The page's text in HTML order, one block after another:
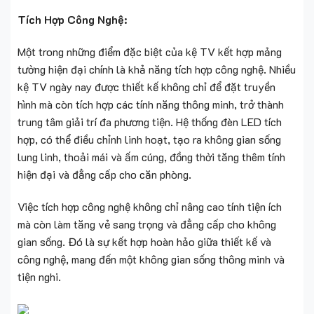
Tích Hợp Công Nghệ:
Một trong những điểm đặc biệt của kệ TV kết hợp mảng
tường hiện đại chính là khả năng tích hợp công nghệ. Nhiều
kệ TV ngày nay được thiết kế không chỉ để đặt truyền
hình mà còn tích hợp các tính năng thông minh, trở thành
trung tâm giải trí đa phương tiện. Hệ thống đèn LED tích
hợp, có thể điều chỉnh linh hoạt, tạo ra không gian sống
lung linh, thoải mái và ấm cúng, đồng thời tăng thêm tính
hiện đại và đẳng cấp cho căn phòng.
Việc tích hợp công nghệ không chỉ nâng cao tính tiện ích
mà còn làm tăng vẻ sang trọng và đẳng cấp cho không
gian sống. Đó là sự kết hợp hoàn hảo giữa thiết kế và
công nghệ, mang đến một không gian sống thông minh và
tiện nghi.